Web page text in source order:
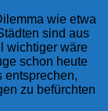
wie etwa
sind aus
wichtiger wäre
schon heute
entsprechen,
zu befürchten